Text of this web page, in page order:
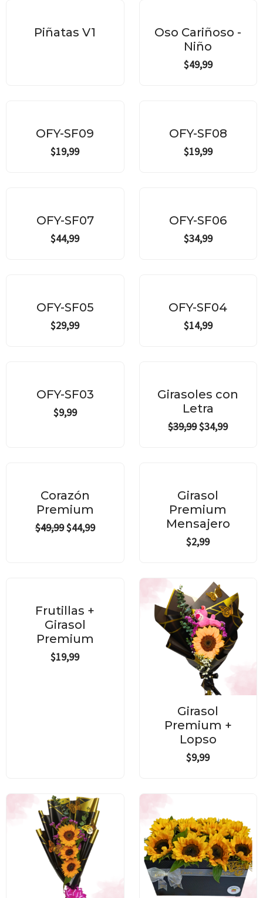
Piñatas V1
Oso Cariñoso -
Niño
$49,99
OFY-SF09
$19,99
OFY-SF08
$19,99
OFY-SF07
$44,99
OFY-SF06
$34,99
OFY-SF05
$29,99
OFY-SF04
$14,99
OFY-SF03
$9,99
Girasoles con
Letra
$39,99
was:
$39,99.
$34,99
is:
Corazón
Premium
$49,99
was:
$49,99.
$44,99
Girasol
Premium
Mensajero
$2,99
Frutillas +
Girasol
Premium
$19,99
Girasol
Premium +
Lopso
$9,99